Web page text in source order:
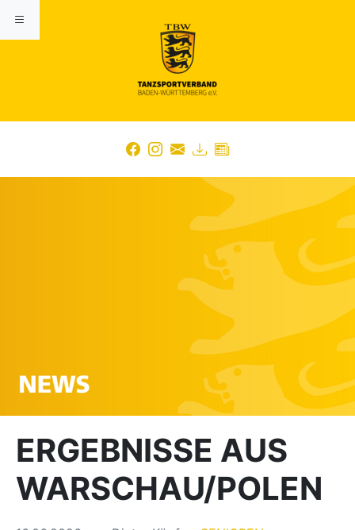
ERGEBNISSE AUS
WARSCHAU/POLEN